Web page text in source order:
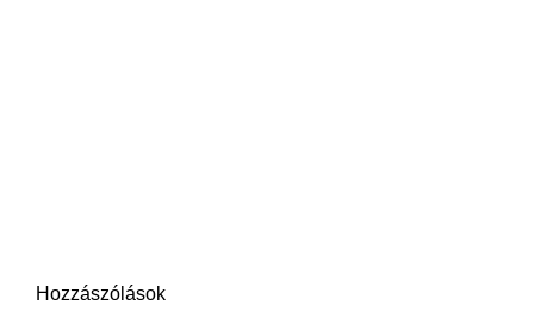
Hozzászólások